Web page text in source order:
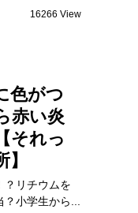
16266 View
色がつ
赤い炎
それっ
？リチウムを
小学生から...